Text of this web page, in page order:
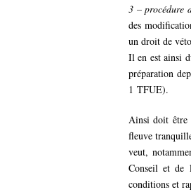
3 – procédure
des
un droit de
Il en est ainsi
préparation
1 TFUE).
Ainsi doit être
fleuve
veut,
Conseil et de
conditions et